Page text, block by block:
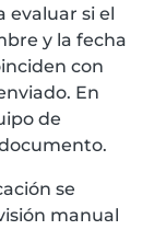
evaluar si el
y la fecha
con
En
de
se
manual